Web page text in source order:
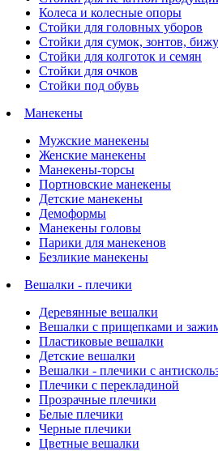
Колеса и колесные опоры
Стойки для головных уборов
Стойки для сумок, зонтов,
Стойки для колготок и семян
Стойки для очков
Стойки под обувь
Манекены
Мужские манекены
Женские манекены
Манекены-торсы
Портновские манекены
Детские манекены
Демоформы
Манекены головы
Парики для манекенов
Безликие манекены
Вешалки - плечики
Деревянные вешалки
Вешалки с прищепками и
Пластиковые вешалки
Детские вешалки
Вешалки - плечики с
Плечики с перекладиной
Прозрачные плечики
Белые плечики
Черные плечики
Цветные вешалки